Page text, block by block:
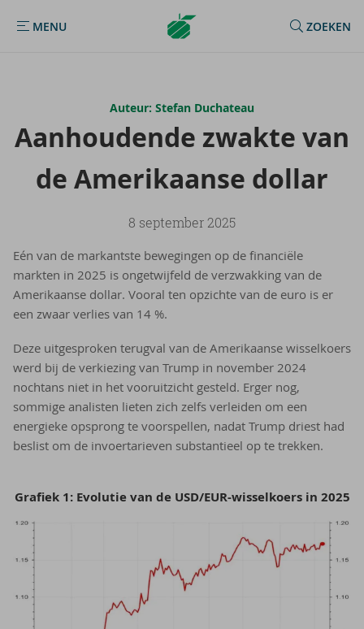
MENU
MENU
Argenta
Homepage
ZOEKEN
Auteur: Stefan Duchateau
Aan­hou­den­de zwak­te van
de Ame­ri­kaan­se dol­lar
8 september 2025
Eén van de markantste bewegingen op de financiële
markten in 2025 is ongetwijfeld de verzwakking van de
Amerikaanse dollar. Vooral ten opzichte van de euro is er
een zwaar verlies van 14 %.
Deze uitgesproken terugval van de Amerikaanse wisselkoers
werd bij de verkiezing van Trump in november 2024
nochtans niet in het vooruitzicht gesteld. Erger nog,
sommige analisten lieten zich zelfs verleiden om een
energieke opsprong te voorspellen, nadat Trump driest had
beslist om de invoertarieven substantieel op te trekken.
Grafiek 1: Evolutie van de USD/EUR-wisselkoers in 2025